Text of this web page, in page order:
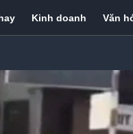
Kinh doanh Văn